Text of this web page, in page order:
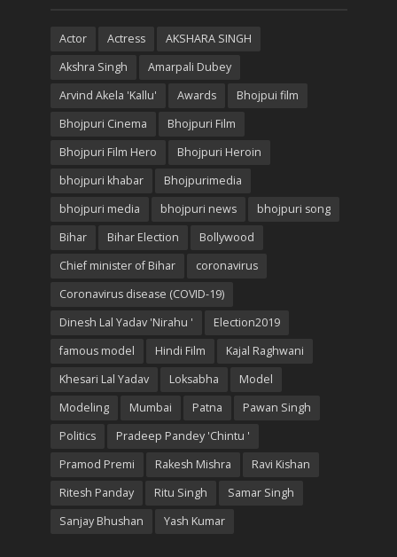
Actor Actress
AKSHARA SINGH
Akshra Singh
Amarpali Dubey
Arvind Akela 'Kallu'
Awards
Bhojpui film
Bhojpuri Cinema
Bhojpuri Film
Bhojpuri Film Hero
Bhojpuri Heroin
bhojpuri khabar
Bhojpurimedia
bhojpuri media
bhojpuri news
bhojpuri song
Bihar
Bihar Election
Bollywood
Chief minister of Bihar
coronavirus
Coronavirus disease (COVID-19)
Dinesh Lal Yadav 'Nirahu '
Election2019
famous model
Hindi Film
Kajal Raghwani
Khesari Lal Yadav
Loksabha
Model
Modeling
Mumbai Patna
Pawan Singh
Politics
Pradeep Pandey 'Chintu '
Pramod Premi
Rakesh Mishra
Ravi Kishan
Ritesh Panday
Ritu Singh
Samar Singh
Sanjay Bhushan
Yash Kumar